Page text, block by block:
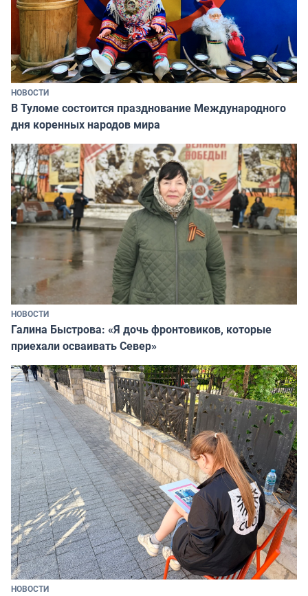
НОВОСТИ
В Туломе состоится празднование Международного
дня коренных народов мира
НОВОСТИ
Галина Быстрова: «Я дочь фронтовиков, которые
приехали осваивать Север»
НОВОСТИ